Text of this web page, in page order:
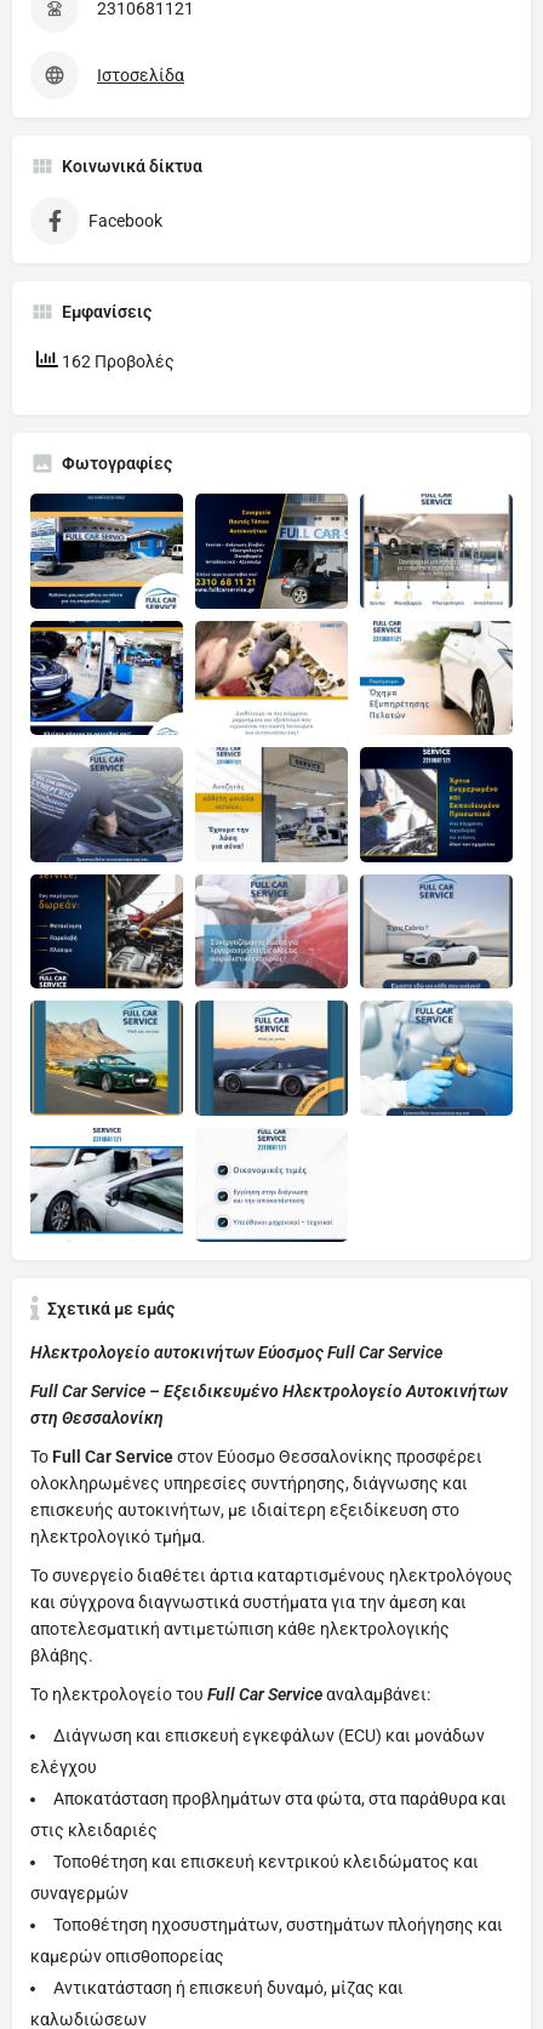
2310681121
Ιστοσελίδα
Κοινωνικά δίκτυα
Facebook
Εμφανίσεις
162 Προβολές
Φωτογραφίες
Σχετικά με εμάς
Ηλεκτρολογείο αυτοκινήτων Εύοσμος Full Car Service
Full Car Service – Εξειδικευμένο Ηλεκτρολογείο Αυτοκινήτων
στη Θεσσαλονίκη
Το Full Car Serviceστον Εύοσμο Θεσσαλονίκης προσφέρει
ολοκληρωμένες υπηρεσίες συντήρησης, διάγνωσης και
επισκευής αυτοκινήτων, με ιδιαίτερη εξειδίκευση στο
ηλεκτρολογικό τμήμα.
Το συνεργείο διαθέτει άρτια καταρτισμένους ηλεκτρολόγους
και σύγχρονα διαγνωστικά συστήματα για την άμεση και
αποτελεσματική αντιμετώπιση κάθε ηλεκτρολογικής
βλάβης.
Το ηλεκτρολογείο του Full Car Serviceαναλαμβάνει:
Διάγνωση και επισκευή εγκεφάλων (ECU) και μονάδων
ελέγχου
Αποκατάσταση προβλημάτων στα φώτα, στα παράθυρα και
στις κλειδαριές
Τοποθέτηση και επισκευή κεντρικού κλειδώματος και
συναγερμών
Τοποθέτηση ηχοσυστημάτων, συστημάτων πλοήγησης και
καμερών οπισθοπορείας
Αντικατάσταση ή επισκευή δυναμό, μίζας και
καλωδιώσεων